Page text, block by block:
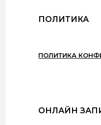
ПОЛИТИКА
ПОЛИТИКА
ОНЛАЙН